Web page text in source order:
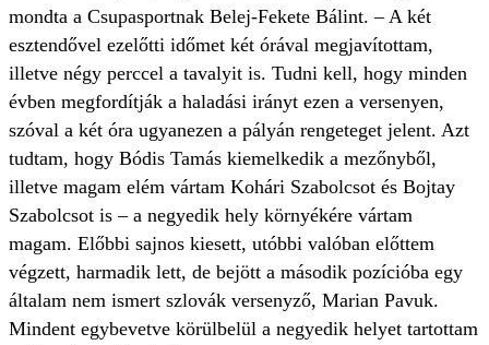
mondta a Csupasportnak Belej-Fekete Bálint. – A két
esztendővel ezelőtti időmet két órával megjavítottam,
illetve négy perccel a tavalyit is. Tudni kell, hogy minden
évben megfordítják a haladási irányt ezen a versenyen,
szóval a két óra ugyanezen a pályán rengeteget jelent. Azt
tudtam, hogy Bódis Tamás kiemelkedik a mezőnyből,
illetve magam elém vártam Kohári Szabolcsot és Bojtay
Szabolcsot is – a negyedik hely környékére vártam
magam. Előbbi sajnos kiesett, utóbbi valóban előttem
végzett, harmadik lett, de bejött a második pozícióba egy
általam nem ismert szlovák versenyző, Marian Pavuk.
Mindent egybevetve körülbelül a negyedik helyet tartottam